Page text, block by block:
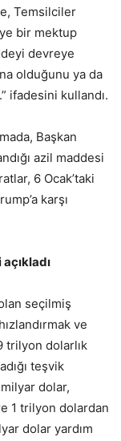
Temsilciler
bir mektup
devreye
olduğunu ya da
ifadesini kullandı.
Başkan
azil maddesi
6 Ocak’taki
karşı
seçilmiş
ve
trilyon dolarlık
teşvik
dolar,
1 trilyon dolardan
dolar yardım